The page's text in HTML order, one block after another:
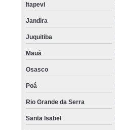
Itapevi
Jandira
Juquitiba
Mauá
Osasco
Poá
Rio Grande da Serra
Santa Isabel